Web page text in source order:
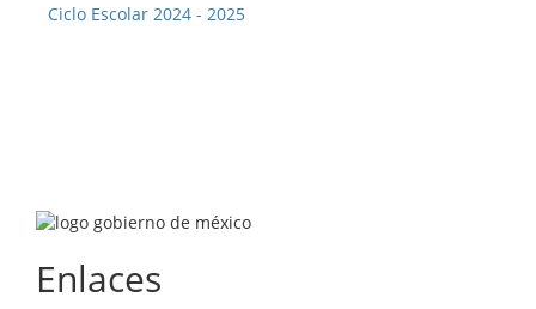
Ciclo Escolar 2024 - 2025
Enlaces